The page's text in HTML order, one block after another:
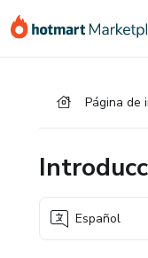
Página de
Español